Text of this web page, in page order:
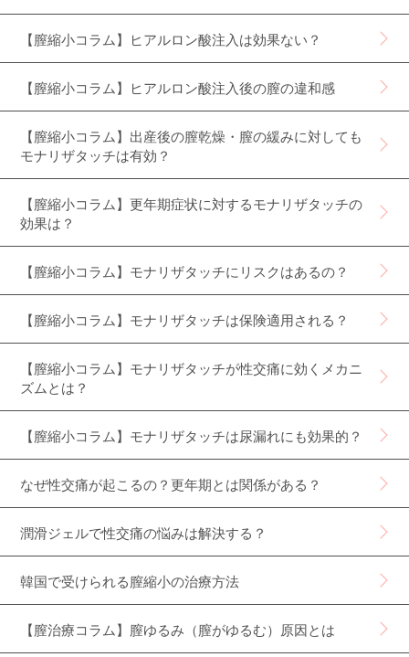
【膣縮小コラム】ヒアルロン酸注入は効果ない？
【膣縮小コラム】ヒアルロン酸注入後の膣の違和感
【膣縮小コラム】出産後の膣乾燥・膣の緩みに対しても
モナリザタッチは有効？
【膣縮小コラム】更年期症状に対するモナリザタッチの
効果は？
【膣縮小コラム】モナリザタッチにリスクはあるの？
【膣縮小コラム】モナリザタッチは保険適用される？
【膣縮小コラム】モナリザタッチが性交痛に効くメカニ
ズムとは？
【膣縮小コラム】モナリザタッチは尿漏れにも効果的？
なぜ性交痛が起こるの？更年期とは関係がある？
潤滑ジェルで性交痛の悩みは解決する？
韓国で受けられる膣縮小の治療方法
【膣治療コラム】膣ゆるみ（膣がゆるむ）原因とは